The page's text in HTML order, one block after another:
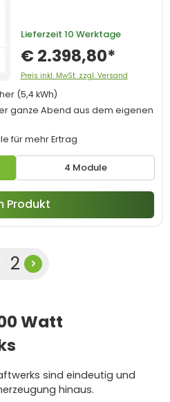
4 Module
Lieferzeit 10 Werktage
€ 2.398,80*
Preis inkl. MwSt. zzgl. Versand
(5,4 kWh)
ganze Abend aus dem eigenen
für mehr Ertrag
Produkt
Seite
2
Watt
sind eindeutig und
hinaus.